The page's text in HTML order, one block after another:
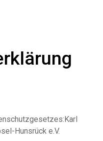
Hunsrück e.V.